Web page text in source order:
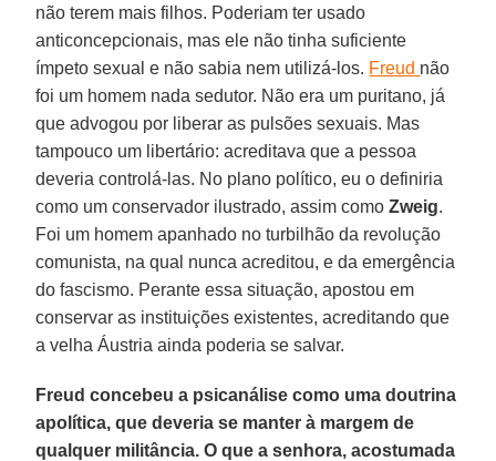
não terem mais filhos. Poderiam ter usado
anticoncepcionais, mas ele não tinha suficiente
ímpeto sexual e não sabia nem utilizá-los. Freud não
foi um homem nada sedutor. Não era um puritano, já
que advogou por liberar as pulsões sexuais. Mas
tampouco um libertário: acreditava que a pessoa
deveria controlá-las. No plano político, eu o definiria
como um conservador ilustrado, assim comoZweig.
Foi um homem apanhado no turbilhão da revolução
comunista, na qual nunca acreditou, e da emergência
do fascismo. Perante essa situação, apostou em
conservar as instituições existentes, acreditando que
a velha Áustria ainda poderia se salvar.
Freud concebeu a psicanálise como uma doutrina
apolítica, que deveria se manter à margem de
qualquer militância. O que a senhora, acostumada